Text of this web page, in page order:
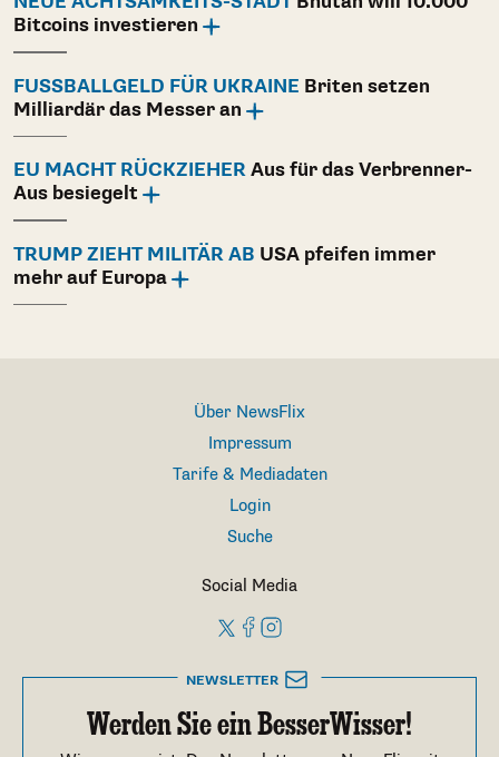
Bitcoins investieren
FUSSBALLGELD FÜR UKRAINE
Briten setzen
Milliardär das Messer an
EU MACHT RÜCKZIEHER Aus für das Verbrenner-
Aus besiegelt
TRUMP ZIEHT MILITÄR AB USA pfeifen immer
mehr auf Europa
Über NewsFlix
Impressum
Tarife & Mediadaten
Login
Suche
Social Media
NEWSLETTER
Werden Sie ein BesserWisser!